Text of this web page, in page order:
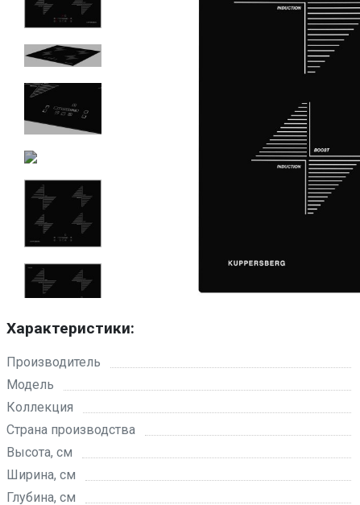
Характеристики:
Производитель
Модель
Коллекция
Страна производства
Высота, см
Ширина, см
Глубина, см